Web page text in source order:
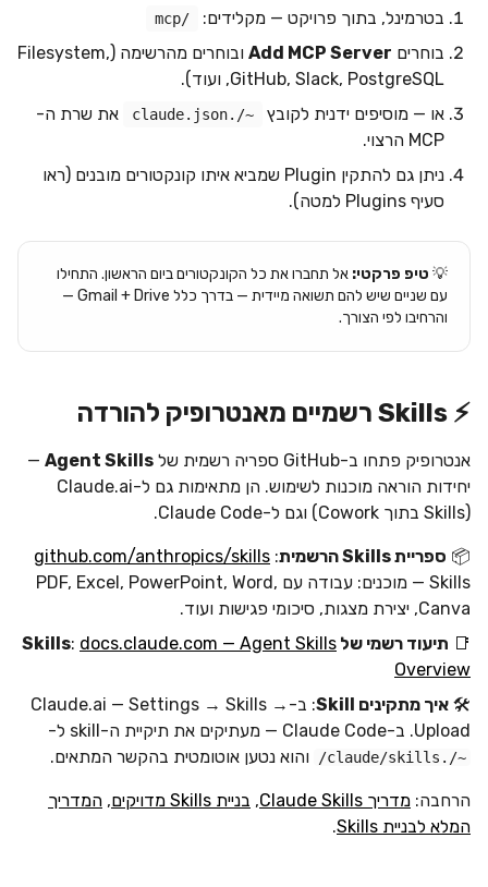
בטרמינל, בתוך פרויקט — מקלידים: /mcp
בוחרים Add MCP Server
ובוחרים מהרשימה (Filesystem,
GitHub, Slack, PostgreSQL, ועוד).
או — מוסיפים ידנית לקובץ
~/.claude.json
את שרת ה-
MCP הרצוי.
ניתן גם להתקין Plugin שמביא איתו קונקטורים מובנים (ראו
סעיף Plugins למטה).
💡 טיפ פרקטי: אל תחברו את כל הקונקטורים ביום הראשון. התחילו
עם שניים שיש להם תשואה מיידית — בדרך כלל Gmail + Drive —
והרחיבו לפי הצורך.
⚡ Skills רשמיים מאנטרופיק להורדה
אנטרופיק פתחו ב-GitHub ספריה רשמית של Agent Skills
—
יחידות הוראה מוכנות לשימוש. הן מתאימות גם ל-Claude.ai
(Skills בתוך Cowork) וגם ל-Claude Code.
📦 ספריית Skills הרשמית :
github.com/anthropics/skills
— Skills מוכנים: עבודה עם PDF, Excel, PowerPoint, Word,
Canva, יצירת מצגות, סיכומי פגישות ועוד.
📑 תיעוד רשמי של Skills : docs.claude.com — Agent Skills
Overview
🛠️ איך מתקינים Skill
: ב-Claude.ai — Settings → Skills →
Upload. ב-Claude Code — מעתיקים את תיקיית ה-skill ל-
~/.claude/skills/ והוא נטען אוטומטית בהקשר המתאים.
הרחבה: מדריך Claude Skills , בניית Skills מדויקים , המדריך
המלא לבניית Skills
.